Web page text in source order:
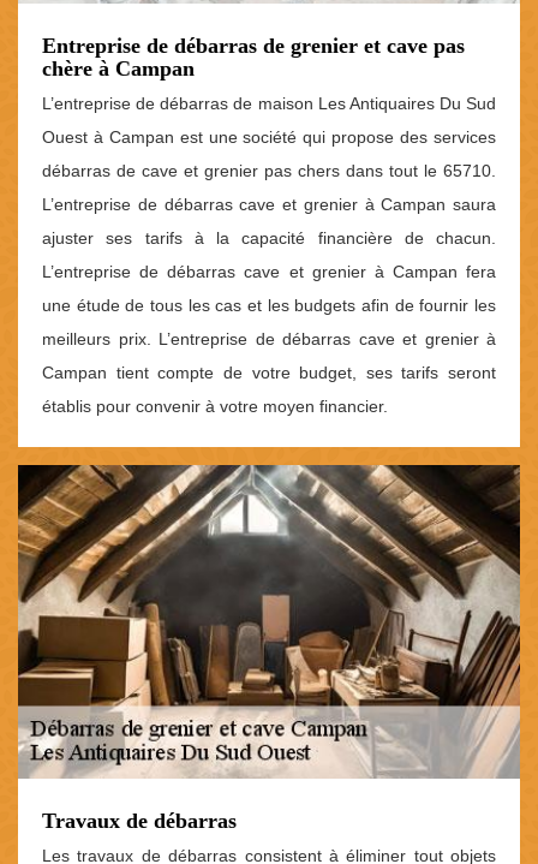
Entreprise de débarras de grenier et cave pas
chère à Campan
L’entreprise de débarras de maison Les Antiquaires Du Sud
Ouest à Campan est une société qui propose des services
débarras de cave et grenier pas chers dans tout le 65710.
L’entreprise de débarras cave et grenier à Campan saura
ajuster ses tarifs à la capacité financière de chacun.
L’entreprise de débarras cave et grenier à Campan fera
une étude de tous les cas et les budgets afin de fournir les
meilleurs prix. L’entreprise de débarras cave et grenier à
Campan tient compte de votre budget, ses tarifs seront
établis pour convenir à votre moyen financier.
Travaux de débarras
Les travaux de débarras consistent à éliminer tout objets